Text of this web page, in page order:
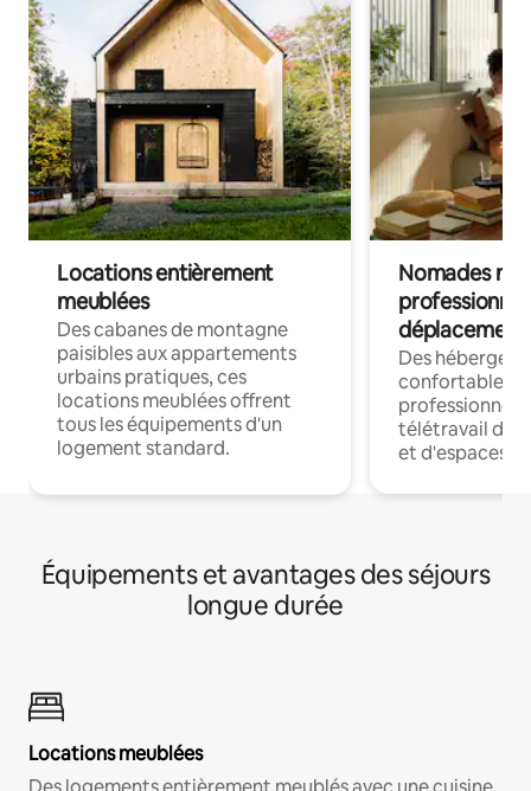
Locations entièrement
meublées
Des cabanes de montagne
paisibles aux appartements
urbains pratiques, ces
locations meublées offrent
tous les équipements d'un
logement standard.
Nomades
déplacement
Des
confortables
professionnels
télétravail
et d'espaces
Équipements et avantages des séjours
longue durée
Locations meublées